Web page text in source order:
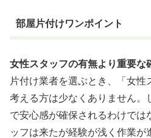
部屋片付けワンポイント
女性スタッフの有無より重要な
片付け業者を選ぶとき、「女性
考える方は少なくありません。
で安心感が確保されるわけでは
ッフは来たが経験が浅く作業